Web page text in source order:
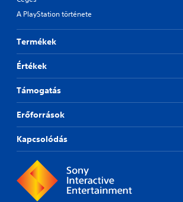
A PlayStation története
Termékek
Értékek
Támogatás
Erőforrások
Kapcsolódás